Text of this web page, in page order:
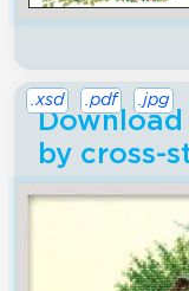
by cross-
.xsd .pdf .jpg